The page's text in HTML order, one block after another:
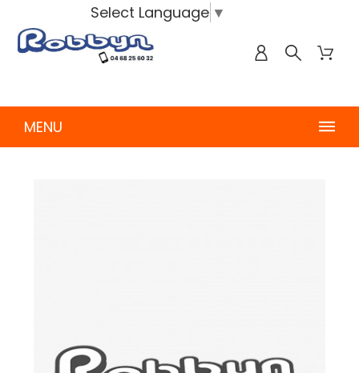
Select Language ▼
MENU